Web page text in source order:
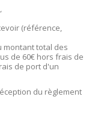
(référence,
montant total des
de 60€ hors frais de
de port d'un
du règlement